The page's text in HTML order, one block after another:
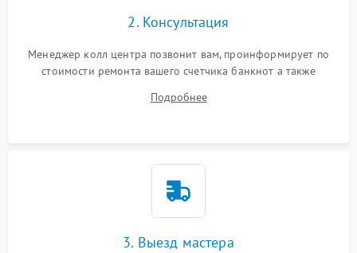
2. Консультация
Менеджер колл центра позвонит вам, проинформирует по
стоимости ремонта вашего счетчика банкнот а также
Подробнее
3. Выезд мастера